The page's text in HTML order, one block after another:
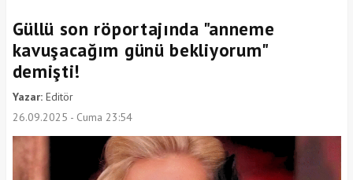
Güllü son röportajında "anneme
kavuşacağım günü bekliyorum"
demişti!
Yazar:Editör
26.09.2025 - Cuma 23:54